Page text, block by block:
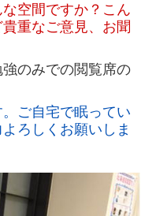
空間ですか？こん
重なご意見、お聞
のみでの閲覧席の
ご自宅で眠ってい
ろしくお願いしま